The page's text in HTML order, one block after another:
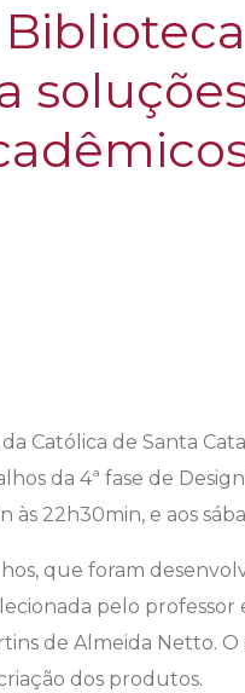
Católica de Santa
da 4ª fase de
22h30min, e aos
que foram
pelo
de Almeida Netto.
dos produtos.